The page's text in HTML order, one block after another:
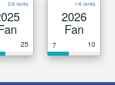
2/6 ranks
25
1/6 ranks
2026
Fan
7 10